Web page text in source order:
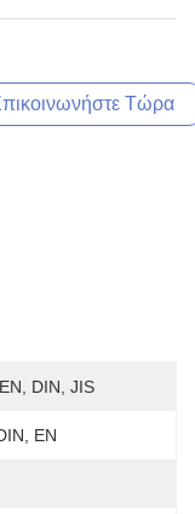
Τώρα
DIN, JIS
EN